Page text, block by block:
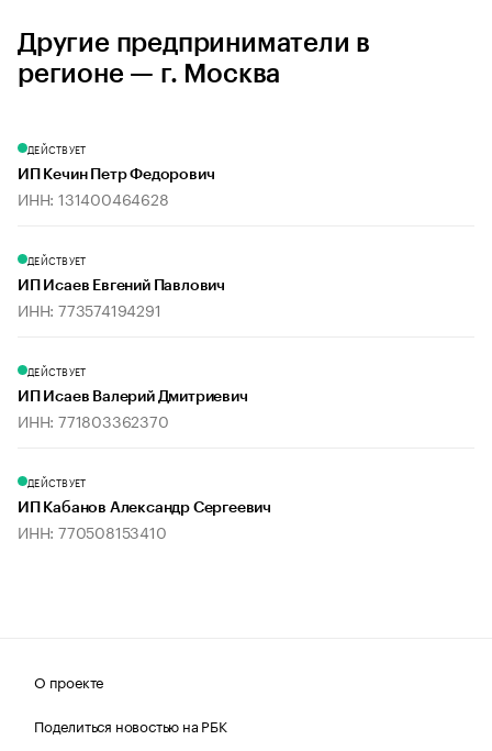
Другие предприниматели в
регионе — г. Москва
ДЕЙСТВУЕТ
ИП Кечин Петр Федорович
ИНН: 131400464628
ДЕЙСТВУЕТ
ИП Исаев Евгений Павлович
ИНН: 773574194291
ДЕЙСТВУЕТ
ИП Исаев Валерий Дмитриевич
ИНН: 771803362370
ДЕЙСТВУЕТ
ИП Кабанов Александр Сергеевич
ИНН: 770508153410
О проекте
Поделиться новостью на РБК